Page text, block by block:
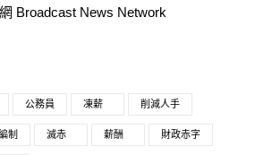
Broadcast News Network
公務員 凍薪 削減人手
制 滅赤 薪酬 財政赤字